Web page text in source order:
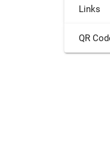
Links
QR